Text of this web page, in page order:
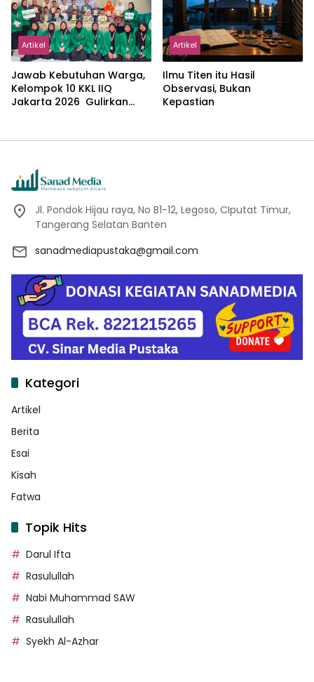
Artikel
Jawab Kebutuhan Warga,
Kelompok 10 KKL IIQ
Jakarta 2026 Gulirkan
Artikel
Ilmu Titen itu Hasil
Observasi, Bukan
Kepastian
Jl. Pondok Hijau raya, No B1-12, Legoso, CIputat Timur,
Tangerang Selatan Banten
sanadmediapustaka@gmail.com
Kategori
Artikel
Berita
Esai
Kisah
Fatwa
Topik Hits
Darul Ifta
Rasulullah
Nabi Muhammad SAW
Rasulullah
Syekh Al-Azhar